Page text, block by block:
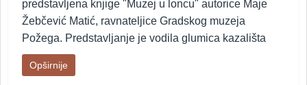
predstavljena knjige "Muzej u loncu" autorice Maje
Žebčević Matić, ravnateljice Gradskog muzeja
Požega. Predstavljanje je vodila glumica kazališta
Opširnije